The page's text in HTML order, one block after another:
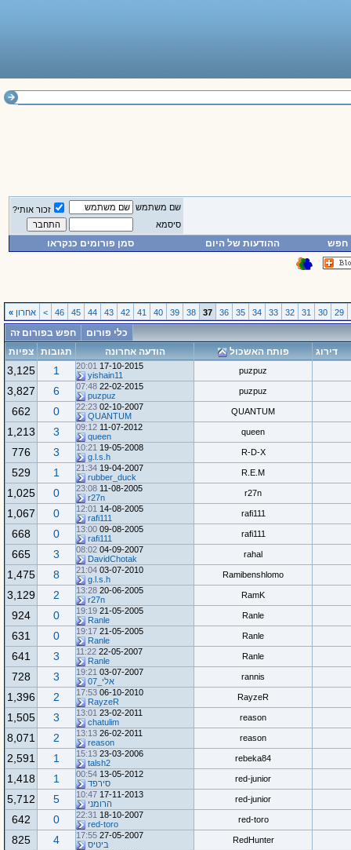
שם משתמש
זכור אותי?
סיסמא
חפש ההודעות של היום סמן פורומים כנקראו
29
30
31
32
33
34
35
36
37
38
39
40
41
42
43
44
45
46
> אחרון »
כלי פורום
חפש בפורום זה
דירוג
פותח האשכול הודעה אחרונה תגובות צפיות
puzpuz
17-10-2015
20:01
yishain11
1
3,125
puzpuz
22-02-2015
07:48
puzpuz
6
3,827
QUANTUM
02-10-2007
22:23
QUANTUM
0
662
queen
11-07-2012
09:12
queen
3
1,213
R-D-X
19-05-2008
10:21
g.l.s.h
3
776
R.E.M
19-04-2007
21:34
rubber_duck
1
529
r27n
11-08-2005
23:08
r27n
0
1,025
rafi111
14-08-2005
12:01
rafi111
0
1,067
rafi111
09-08-2005
13:00
rafi111
0
668
rahal
04-09-2007
08:02
DavidChotak
3
665
Ramibenshlomo
03-07-2010
21:04
g.l.s.h
8
1,475
RamK
20-06-2005
13:28
r27n
2
3,129
Ranle
21-05-2005
19:19
Ranle
0
924
Ranle
21-05-2005
19:17
Ranle
0
631
Ranle
22-05-2007
11:22
Ranle
3
641
rannis
03-07-2007
19:21
אלי_07
3
728
RayzeR
06-10-2010
17:53
RayzeR
2
1,396
reason
23-02-2011
13:01
chatulim
3
1,505
reason
26-02-2011
13:13
reason
2
8,071
rebeka84
23-03-2006
15:13
talsh2
1
2,591
red-junior
13-05-2012
00:54
סירפד
1
1,418
red-junior
17-11-2013
10:47
הרומני
5
5,712
red-toro
18-10-2007
22:31
red-toro
0
642
RedHunter
27-05-2007
17:55
ביטיס
4
825